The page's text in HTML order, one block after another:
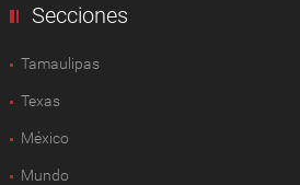
Secciones
Tamaulipas
Texas
México
Mundo